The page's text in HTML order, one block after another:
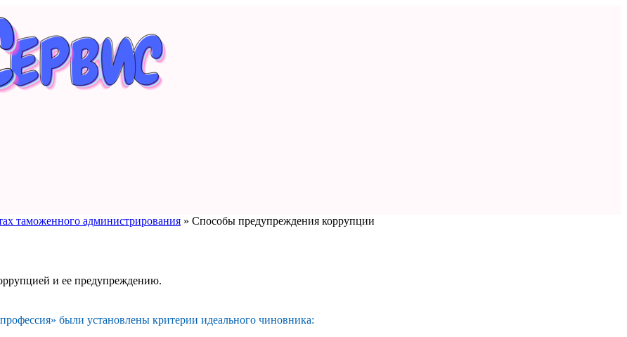
таможенного администрирования » Способы предупреждения коррупции
и ее предупреждению.
были установлены критерии идеального чиновника: